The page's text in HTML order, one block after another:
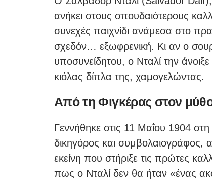
ανήκει στους σπουδαιότερους
συνεχές παιχνίδι ανάμεσα στο
σχεδόν… εξωφρενική. Κι αν ο
υποσυνείδητου, ο Νταλί την
κιόλας δίπλα της, χαμογελώντας.
Από τη Φιγκέρας στον
Γεννήθηκε στις 11 Μαΐου 1904
δικηγόρος και συμβολαιογράφος,
εκείνη που στήριξε τις πρώτες
πως ο Νταλί δεν θα ήταν «ένας